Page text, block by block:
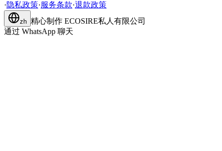
·隐私政策·服务条款·退款政策
zh 精心制作 ECOSIRE私人有限公司
通过 WhatsApp 聊天